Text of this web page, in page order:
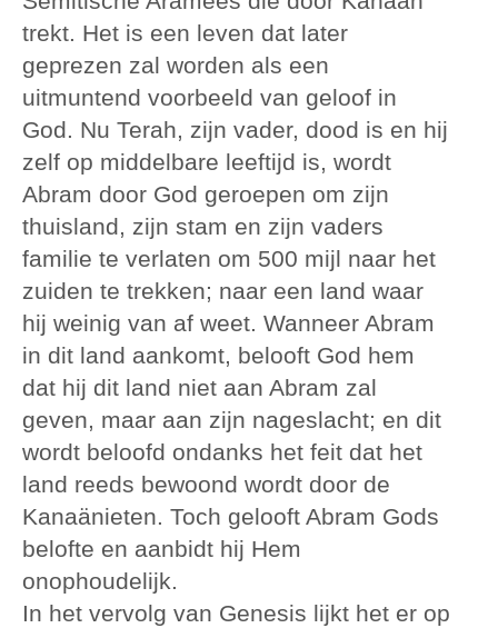
trekt. Het is een leven dat later
geprezen zal worden als een
uitmuntend voorbeeld van geloof in
God. Nu Terah, zijn vader, dood is en hij
zelf op middelbare leeftijd is, wordt
Abram door God geroepen om zijn
thuisland, zijn stam en zijn vaders
familie te verlaten om 500 mijl naar het
zuiden te trekken; naar een land waar
hij weinig van af weet. Wanneer Abram
in dit land aankomt, belooft God hem
dat hij dit land niet aan Abram zal
geven, maar aan zijn nageslacht; en dit
wordt beloofd ondanks het feit dat het
land reeds bewoond wordt door de
Kanaänieten. Toch gelooft Abram Gods
belofte en aanbidt hij Hem
onophoudelijk.
In het vervolg van Genesis lijkt het er op